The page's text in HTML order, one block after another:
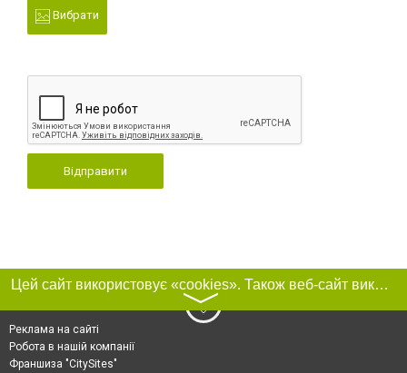
Вибрати
Відправити
Цей сайт використовує «cookies». Також веб-сайт використовує інтернет-сервіс для збору технічних даних стосовно відвідувачів з метою отримання маркетингової та статистичної інформації. Умови обробки даних відвідувачів сайту див.
〉
Реклама на сайті
Робота в нашій компанії
Франшиза "CitySites"